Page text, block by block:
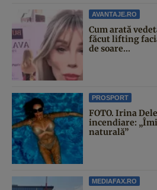
AVANTAJE.RO
Cum arată
făcut lifting
de soare...
PROSPORT
FOTO. Irina
incendiare:
naturală”
MEDIAFAX.RO